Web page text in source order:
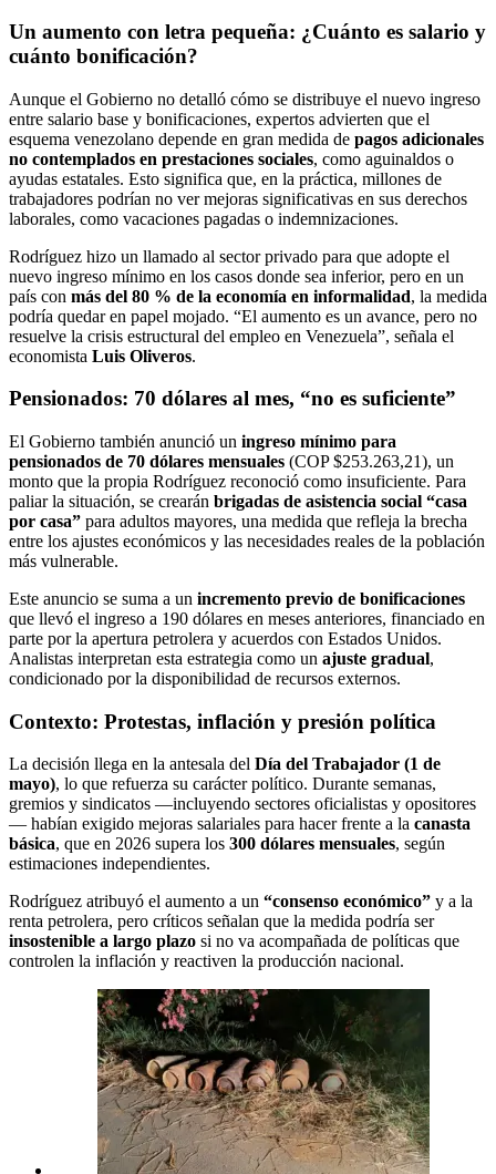
Un aumento con letra pequeña: ¿Cuánto es salario y
cuánto bonificación?
Aunque el Gobierno no detalló cómo se distribuye el nuevo ingreso
entre salario base y bonificaciones, expertos advierten que el
esquema venezolano depende en gran medida de pagos adicionales
no contemplados en prestaciones sociales, como aguinaldos o
ayudas estatales. Esto significa que, en la práctica, millones de
trabajadores podrían no ver mejoras significativas en sus derechos
laborales, como vacaciones pagadas o indemnizaciones.
Rodríguez hizo un llamado al sector privado para que adopte el
nuevo ingreso mínimo en los casos donde sea inferior, pero en un
país con más del 80 % de la economía en informalidad, la medida
podría quedar en papel mojado. “El aumento es un avance, pero no
resuelve la crisis estructural del empleo en Venezuela”, señala el
economista Luis Oliveros.
Pensionados: 70 dólares al mes, “no es suficiente”
El Gobierno también anunció un ingreso mínimo para
pensionados de 70 dólares mensuales (COP $253.263,21), un
monto que la propia Rodríguez reconoció como insuficiente. Para
paliar la situación, se crearán brigadas de asistencia social “casa
por casa” para adultos mayores, una medida que refleja la brecha
entre los ajustes económicos y las necesidades reales de la población
más vulnerable.
Este anuncio se suma a un incremento previo de bonificaciones
que llevó el ingreso a 190 dólares en meses anteriores, financiado en
parte por la apertura petrolera y acuerdos con Estados Unidos.
Analistas interpretan esta estrategia como un ajuste gradual,
condicionado por la disponibilidad de recursos externos.
Contexto: Protestas, inflación y presión política
La decisión llega en la antesala del Día del Trabajador (1 de
mayo), lo que refuerza su carácter político. Durante semanas,
gremios y sindicatos —incluyendo sectores oficialistas y opositores
— habían exigido mejoras salariales para hacer frente a la canasta
básica, que en 2026 supera los 300 dólares mensuales, según
estimaciones independientes.
Rodríguez atribuyó el aumento a un “consenso económico” y a la
renta petrolera, pero críticos señalan que la medida podría ser
insostenible a largo plazo si no va acompañada de políticas que
controlen la inflación y reactiven la producción nacional.